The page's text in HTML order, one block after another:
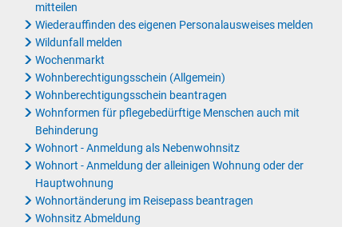
mitteilen
Wiederauffinden des eigenen Personalausweises melden
Wildunfall melden
Wochenmarkt
Wohnberechtigungsschein (Allgemein)
Wohnberechtigungsschein beantragen
Wohnformen für pflegebedürftige Menschen auch mit
Behinderung
Wohnort - Anmeldung als Nebenwohnsitz
Wohnort - Anmeldung der alleinigen Wohnung oder der
Hauptwohnung
Wohnortänderung im Reisepass beantragen
Wohnsitz Abmeldung